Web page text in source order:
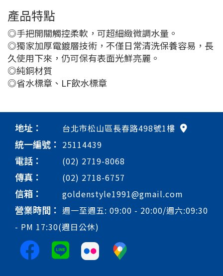
產品特點
◎手把開關觸控柔軟，可超細緻微調水量。
◎獨家加厚電鍍層技術，不僅日常清洗保養容易，長
久使用下來，仍可保有表面光鮮亮麗。
◎純銅材質
◎省水標章、LF飲水標章
地址： 台北市松山區長春路498號1樓
統一編號： 25114439
電話： (02) 2719-8068
傳真： (02) 2718-6757
信箱： goldenstyle1991@gmail.com
營業時間： 週一至週五: 09:00 - 20:00/週六:09:30
- PM 17:30(週日公休)